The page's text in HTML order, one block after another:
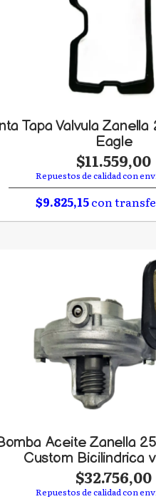
Tapa Valvula
Eagle
$11.559,00
Repuestos de calidad con
$9.825,15con
Aceite Zanella
Custom Bicilindrica
$32.756,00
Repuestos de calidad con